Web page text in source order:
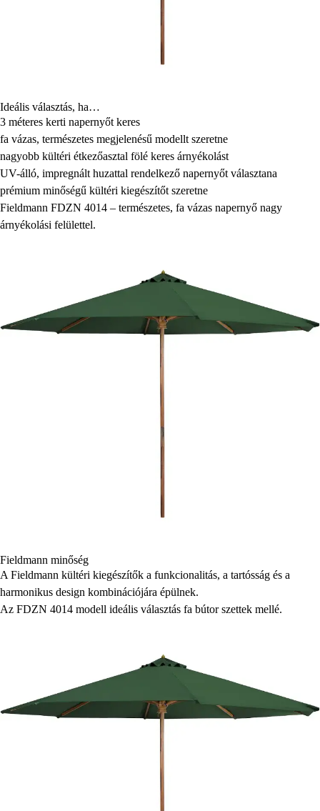
Ideális választás, ha…
3 méteres kerti napernyőt keres
fa vázas, természetes megjelenésű modellt szeretne
nagyobb kültéri étkezőasztal fölé keres árnyékolást
UV-álló, impregnált huzattal rendelkező napernyőt választana
prémium minőségű kültéri kiegészítőt szeretne
Fieldmann FDZN 4014 – természetes, fa vázas napernyő nagy
árnyékolási felülettel.
Fieldmann minőség
A Fieldmann kültéri kiegészítők a funkcionalitás, a tartósság és a
harmonikus design kombinációjára épülnek.
Az FDZN 4014 modell ideális választás fa bútor szettek mellé.